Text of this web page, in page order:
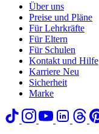
Über uns
Preise und Pläne
Für Lehrkräfte
Für Eltern
Für Schulen
Kontakt und Hilfe
Karriere Neu
Sicherheit
Marke